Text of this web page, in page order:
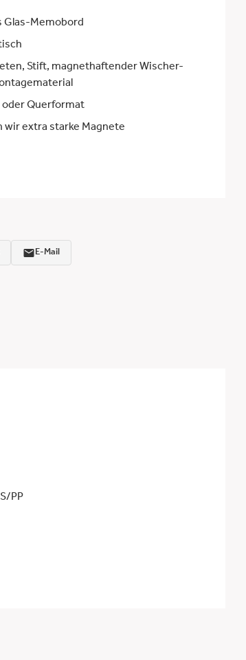
Glas-Memobord
Stift, magnethaftender Wischer-
oder Querformat
wir extra starke Magnete
E-Mail
PP